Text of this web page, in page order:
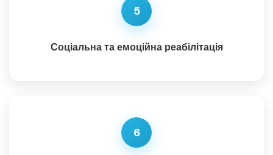
5
Соціальна та емоційна реабілітація
6